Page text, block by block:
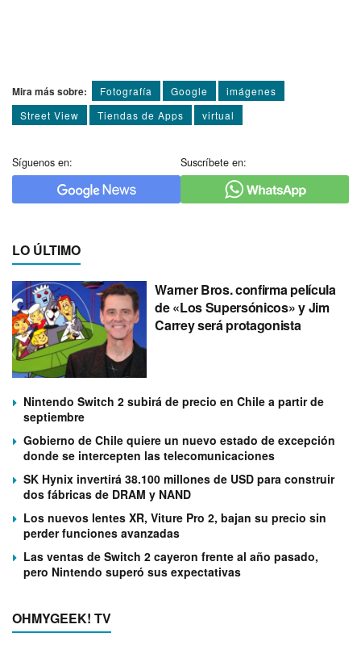
Mira más sobre: Fotografí­a Google
imágenes
Street View
Tiendas de Apps virtual
Síguenos en: Suscríbete en:
LO ÚLTIMO
Warner Bros. confirma película
de «Los Supersónicos» y Jim
Carrey será protagonista
Nintendo Switch 2 subirá de precio en Chile a partir de
septiembre
Gobierno de Chile quiere un nuevo estado de excepción
donde se intercepten las telecomunicaciones
SK Hynix invertirá 38.100 millones de USD para construir
dos fábricas de DRAM y NAND
Los nuevos lentes XR, Viture Pro 2, bajan su precio sin
perder funciones avanzadas
Las ventas de Switch 2 cayeron frente al año pasado,
pero Nintendo superó sus expectativas
OHMYGEEK! TV